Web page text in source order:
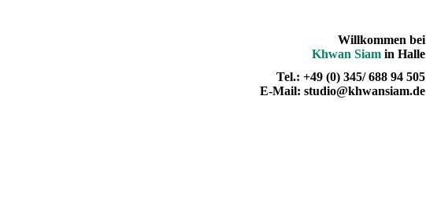
Willkommen bei
Khwan Siam in Halle
Tel.: +49 (0) 345/ 688 94 505
E-Mail: studio@khwansiam.de